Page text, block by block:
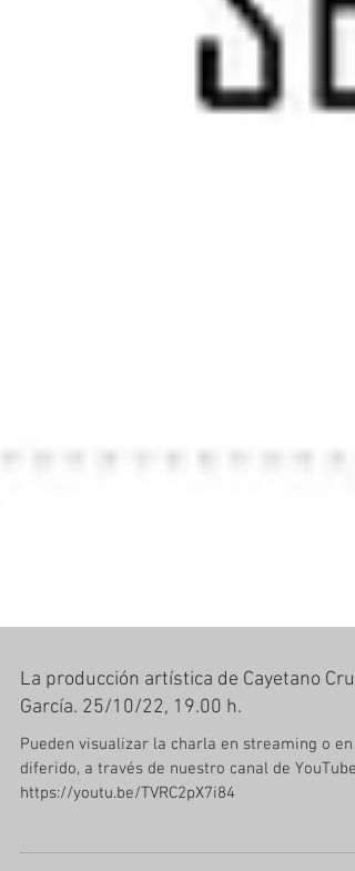
La producción artística de Cayetano Cruz
García. 25/10/22, 19.00 h.
Pueden visualizar la charla en streaming o en
https://youtu.be/TVRC2pX7i84